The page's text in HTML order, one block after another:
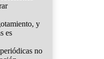
y
es
no